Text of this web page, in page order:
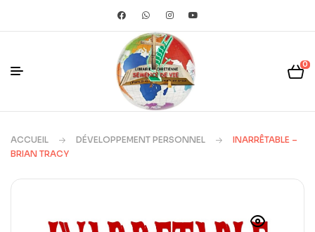
0
ACCUEIL DÉVELOPPEMENT PERSONNEL
INARRÊTABLE –
BRIAN TRACY